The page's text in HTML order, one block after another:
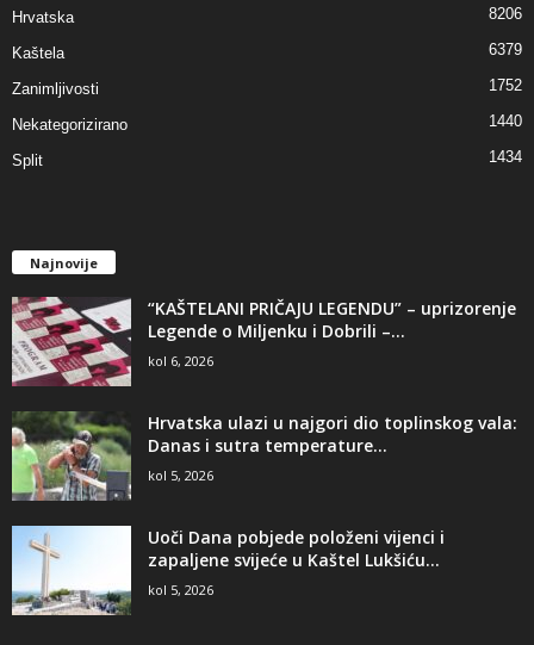
Hrvatska 8206
Kaštela 6379
Zanimljivosti 1752
Nekategorizirano 1440
Split 1434
Najnovije
“KAŠTELANI PRIČAJU LEGENDU” – uprizorenje
Legende o Miljenku i Dobrili –...
kol 6, 2026
Hrvatska ulazi u najgori dio toplinskog vala:
Danas i sutra temperature...
kol 5, 2026
Uoči Dana pobjede položeni vijenci i
zapaljene svijeće u Kaštel Lukšiću...
kol 5, 2026